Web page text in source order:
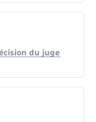
du juge